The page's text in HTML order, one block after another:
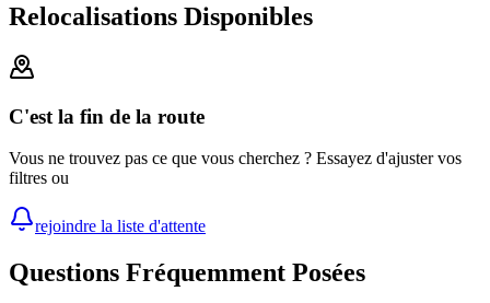
Relocalisations Disponibles
C'est la fin de la route
Vous ne trouvez pas ce que vous cherchez ? Essayez d'ajuster vos
filtres ou
rejoindre la liste d'attente
Questions Fréquemment Posées